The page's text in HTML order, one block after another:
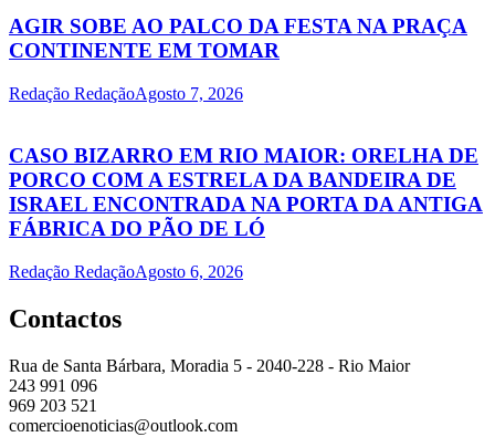
AGIR SOBE AO PALCO DA FESTA NA PRAÇA
CONTINENTE EM TOMAR
Redação RedaçãoAgosto 7, 2026
CASO BIZARRO EM RIO MAIOR: ORELHA DE
PORCO COM A ESTRELA DA BANDEIRA DE
ISRAEL ENCONTRADA NA PORTA DA ANTIGA
FÁBRICA DO PÃO DE LÓ
Redação RedaçãoAgosto 6, 2026
Contactos
Rua de Santa Bárbara, Moradia 5 - 2040-228 - Rio Maior
243 991 096
969 203 521
comercioenoticias@outlook.com